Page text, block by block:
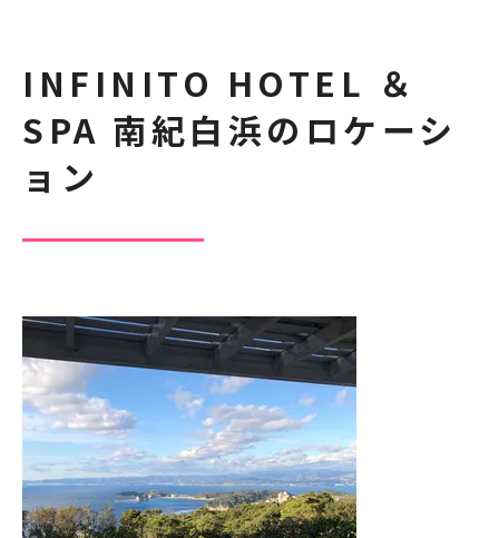
INFINITO HOTEL ＆
SPA 南紀白浜のロケーシ
ョン